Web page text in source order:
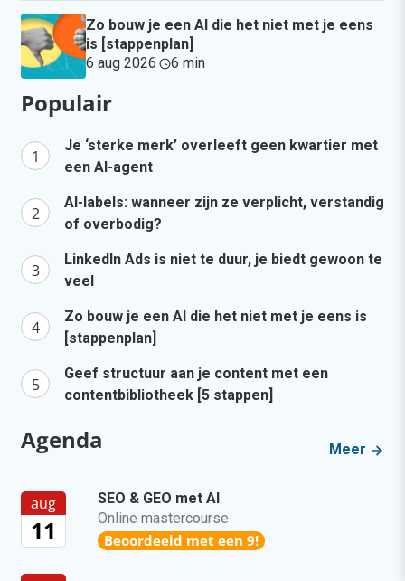
Zo bouw je een AI die het niet met je eens
is [stappenplan]
6 aug 2026· 6 min·
Populair
Je ‘sterke merk’ overleeft geen kwartier met
een AI-agent
AI-labels: wanneer zijn ze verplicht, verstandig
of overbodig?
LinkedIn Ads is niet te duur, je biedt gewoon te
veel
Zo bouw je een AI die het niet met je eens is
[stappenplan]
Geef structuur aan je content met een
contentbibliotheek [5 stappen]
Agenda Meer
aug
11
SEO & GEO met AI
Online mastercourse
Beoordeeld met een 9!